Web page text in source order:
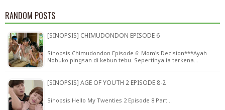
RANDOM POSTS
[SINOPSIS] CHIMUDONDON EPISODE 6
Sinopsis Chimudondon Episode 6: Mom's Decision***Ayah
Nobuko pingsan di kebun tebu. Sepertinya ia terkena…
[SINOPSIS] AGE OF YOUTH 2 EPISODE 8-2
Sinopsis Hello My Twenties 2 Episode 8 Part…